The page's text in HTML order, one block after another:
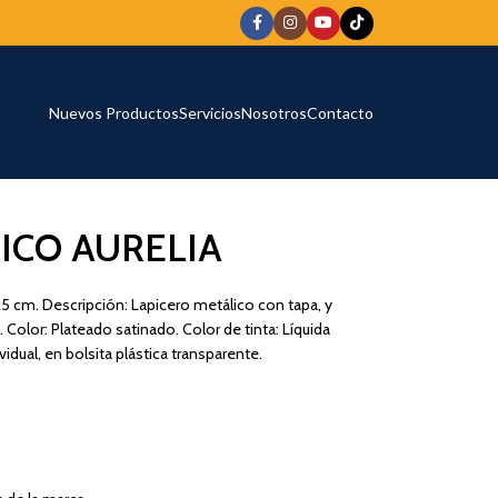
Nuevos ProductosServiciosNosotrosContacto
AURELIA
cm. Descripción: Lapicero metálico con tapa, y
Plateado satinado. Color de tinta: Líquida
en bolsita plástica transparente.